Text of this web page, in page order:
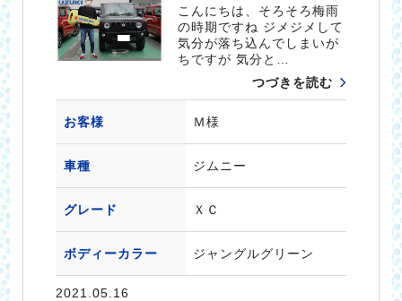
こんにちは、そろそろ梅雨
の時期ですね ジメジメして
気分が落ち込んでしまいが
ちですが 気分と…
つづきを読む
お客様 Ｍ様
車種 ジムニー
グレード ＸＣ
ボディーカラー ジャングルグリーン
2021.05.16